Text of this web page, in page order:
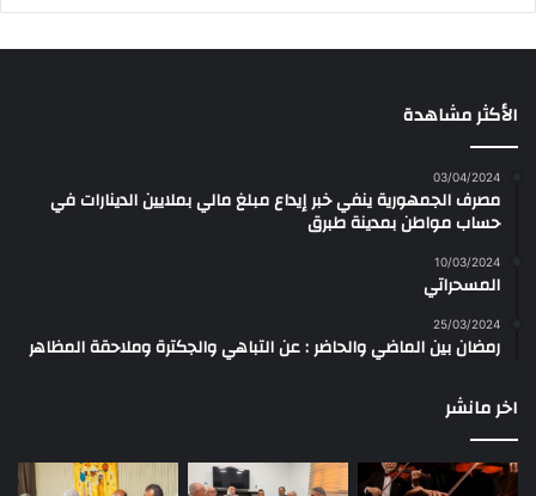
الأكثر مشاهدة
03/04/2024
مصرف الجمهورية ينفي خبر إيداع مبلغ مالي بملايين الدينارات في
حساب مواطن بمدينة طبرق
10/03/2024
المسحراتي
25/03/2024
رمضان بين الماضي والحاضر : عن التباهي والجكترة وملاحقة المظاهر
اخر مانشر